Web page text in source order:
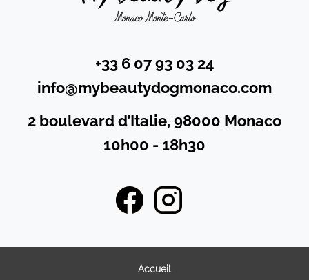
+33 6 07 93 03 24
info@mybeautydogmonaco.com
2 boulevard d’Italie, 98000 Monaco
10h00 - 18h30
Accueil